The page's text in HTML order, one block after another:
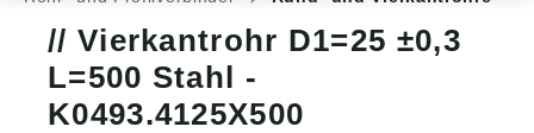
Vierkantrohr D1=25 ±0,3
L=500 Stahl -
K0493.4125X500